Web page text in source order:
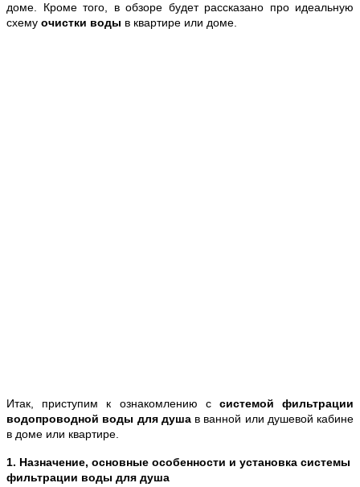
доме . Кроме того, в обзоре будет рассказано про идеальную
схему очистки воды в квартире или доме.
Итак, приступим к ознакомлению с системой фильтрации
водопроводной воды для душав ванной или душевой кабине
в доме или квартире.
1. Назначение, основные особенности и установка системы
фильтрации воды для душа